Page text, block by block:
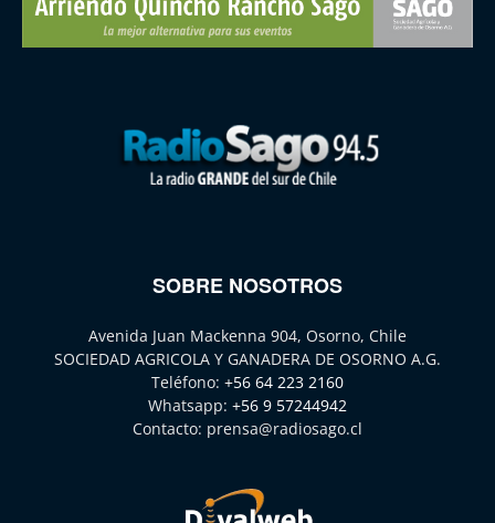
SOBRE NOSOTROS
Avenida Juan Mackenna 904, Osorno, Chile
SOCIEDAD AGRICOLA Y GANADERA DE OSORNO A.G.
Teléfono: +56 64 223 2160
Whatsapp: +56 9 57244942
Contacto: prensa@radiosago.cl